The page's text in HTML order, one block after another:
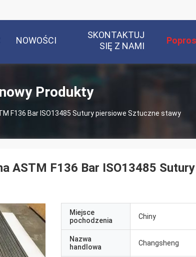
NOWOŚCI
SKONTAKTUJ
SIĘ Z NAMI
Produkty
F136 Bar ISO13485 Sutury piersiowe Sztuczne stawy
ASTM F136 Bar ISO13485
Miejsce
pochodzenia
Chiny
Nazwa
handlowa
Changsheng